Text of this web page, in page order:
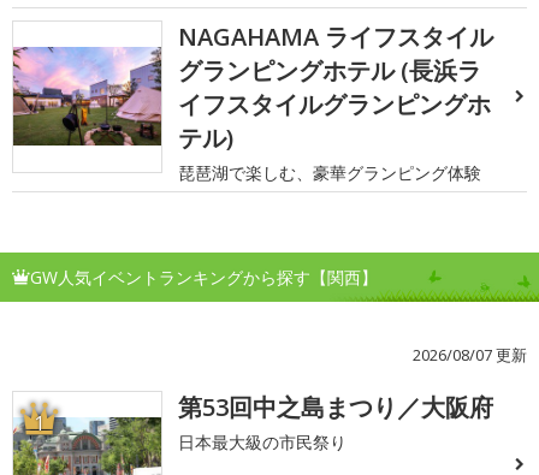
NAGAHAMA ライフスタイル
グランピングホテル (長浜ラ
イフスタイルグランピングホ
テル)
琵琶湖で楽しむ、豪華グランピング体験
GW人気イベントランキングから探す【関西】
2026/08/07 更新
1 第53回中之島まつり／大阪府
日本最大級の市民祭り